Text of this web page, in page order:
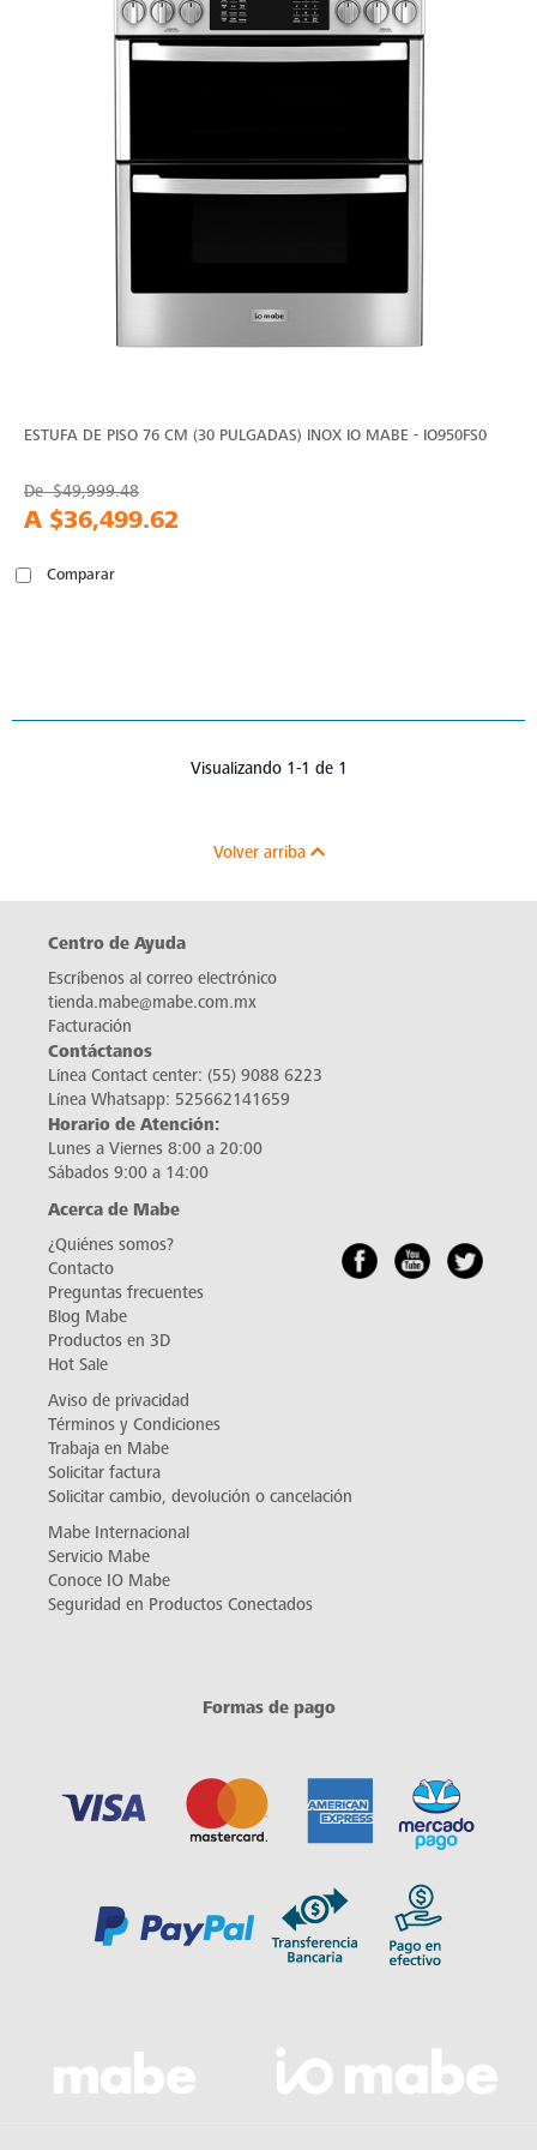
ESTUFA DE PISO 76 CM (30 PULGADAS) INOX IO MABE - IO950FS0
De$49,999.48
A $36,499.62
Comparar
Visualizando 1-1 de 1
Volver arriba
Centro de Ayuda
Escríbenos al correo electrónico
tienda.mabe@mabe.com.mx
Facturación
Contáctanos
Línea Contact center: (55) 9088 6223
Línea Whatsapp: 525662141659
Horario de Atención:
Lunes a Viernes 8:00 a 20:00
Sábados 9:00 a 14:00
Acerca de Mabe
¿Quiénes somos?
Contacto
Preguntas frecuentes
Blog Mabe
Productos en 3D
Hot Sale
Aviso de privacidad
Términos y Condiciones
Trabaja en Mabe
Solicitar factura
Solicitar cambio, devolución o cancelación
Mabe Internacional
Servicio Mabe
Conoce IO Mabe
Seguridad en Productos Conectados
Formas de pago